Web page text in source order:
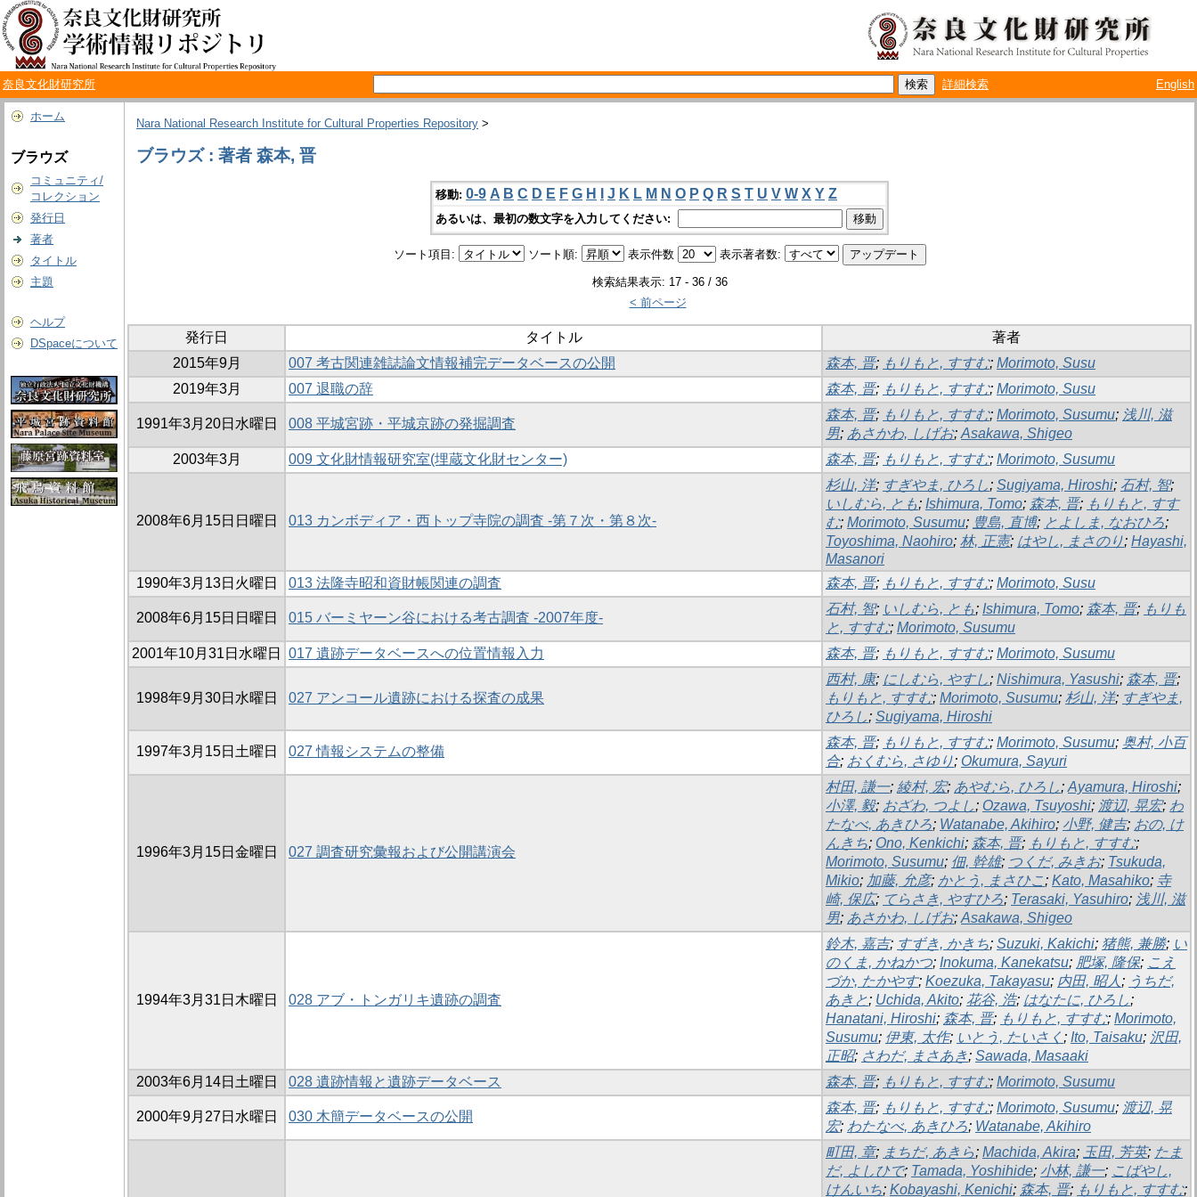
奈良文化財研究所 詳細検索 English
ホーム
ブラウズ
コミュニティ/
コレクション
発行日
著者
タイトル
主題
ヘルプ
DSpaceについて
Nara National Research Institute for Cultural Properties Repository >
ブラウズ : 著者 森本, 晋
移動: 0-9 A B C D E F G H J K L M N O P Q R S T U V W X Y Z
あるいは、最初の数文字を入力してください:
ソート項目: ソート順: 表示件数 表示著者数:
検索結果表示: 17 - 36 / 36
< 前ページ
発行日 タイトル
著者
2015年9月
007 考古関連雑誌論文情報補完データベースの公開 森本, 晋; もりもと, すすむ; Morimoto, Susu
2019年3月
007 退職の辞 森本, 晋; もりもと, すすむ; Morimoto, Susu
1991年3月20日水曜日 008 平城宮跡・平城京跡の発掘調査
森本, 晋; もりもと, すすむ; Morimoto, Susumu; 浅川, 滋
男; あさかわ, しげお; Asakawa, Shigeo
2003年3月
009 文化財情報研究室(埋蔵文化財センター) 森本, 晋; もりもと, すすむ; Morimoto, Susumu
2008年6月15日日曜日 013 カンボディア・西トップ寺院の調査 -第７次・第８次-
杉山, 洋; すぎやま, ひろし; Sugiyama, Hiroshi; 石村, 智;
いしむら, とも; Ishimura, Tomo; 森本, 晋; もりもと, すす
む; Morimoto, Susumu; 豊島, 直博; とよしま, なおひろ;
Toyoshima, Naohiro; 林, 正憲; はやし, まさのり; Hayashi,
Masanori
1990年3月13日火曜日
013 法隆寺昭和資財帳関連の調査 森本, 晋; もりもと, すすむ; Morimoto, Susu
2008年6月15日日曜日 015 バーミヤーン谷における考古調査 -2007年度-
石村, 智; いしむら, とも; Ishimura, Tomo; 森本, 晋; もりも
と, すすむ; Morimoto, Susumu
2001年10月31日水曜日
017 遺跡データベースへの位置情報入力 森本, 晋; もりもと, すすむ; Morimoto, Susumu
1998年9月30日水曜日 027 アンコール遺跡における探査の成果
西村, 康; にしむら, やすし; Nishimura, Yasushi; 森本, 晋;
もりもと, すすむ; Morimoto, Susumu; 杉山, 洋; すぎやま,
ひろし; Sugiyama, Hiroshi
1997年3月15日土曜日 027 情報システムの整備
森本, 晋; もりもと, すすむ; Morimoto, Susumu; 奥村, 小百
合; おくむら, さゆり; Okumura, Sayuri
1996年3月15日金曜日 027 調査研究彙報および公開講演会
村田, 謙一; 綾村, 宏; あやむら, ひろし; Ayamura, Hiroshi;
小澤, 毅; おざわ, つよし; Ozawa, Tsuyoshi; 渡辺, 晃宏; わ
たなべ, あきひろ; Watanabe, Akihiro; 小野, 健吉; おの, け
んきち; Ono, Kenkichi; 森本, 晋; もりもと, すすむ;
Morimoto, Susumu; 佃, 幹雄; つくだ, みきお; Tsukuda,
Mikio; 加藤, 允彦; かとう, まさひこ; Kato, Masahiko; 寺
崎, 保広; てらさき, やすひろ; Terasaki, Yasuhiro; 浅川, 滋
男; あさかわ, しげお; Asakawa, Shigeo
1994年3月31日木曜日 028 アブ・トンガリキ遺跡の調査
鈴木, 嘉吉; すずき, かきち; Suzuki, Kakichi; 猪熊, 兼勝; い
のくま, かねかつ; Inokuma, Kanekatsu; 肥塚, 隆保; こえ
づか, たかやす; Koezuka, Takayasu; 内田, 昭人 ; うちだ,
あきと; Uchida, Akito; 花谷, 浩; はなたに, ひろし;
Hanatani, Hiroshi; 森本, 晋; もりもと, すすむ; Morimoto,
Susumu; 伊東, 太作; いとう, たいさく ; Ito, Taisaku; 沢田,
正昭; さわだ, まさあき; Sawada, Masaaki
2003年6月14日土曜日
028 遺跡情報と遺跡データベース 森本, 晋; もりもと, すすむ; Morimoto, Susumu
2000年9月27日水曜日 030 木簡データベースの公開
森本, 晋; もりもと, すすむ; Morimoto, Susumu; 渡辺, 晃
宏; わたなべ, あきひろ; Watanabe, Akihiro
町田, 章; まちだ, あきら; Machida, Akira; 玉田, 芳英; たま
だ, よしひで; Tamada, Yoshihide; 小林, 謙一; こばやし,
けんいち; Kobayashi, Kenichi; 森本, 晋; もりもと, すすむ;